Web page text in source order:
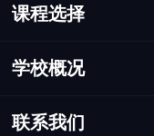
课程选择
学校概况
联系我们